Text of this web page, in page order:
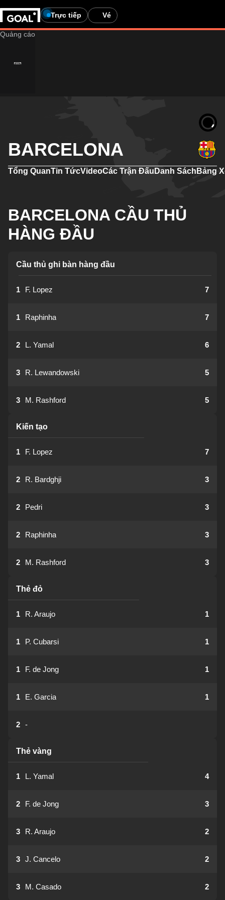
Trực tiếp Vé
BARCELONA
Tổng QuanTin TứcVideoCác Trận Đấu Danh Sách Bảng
BARCELONA CẦU THỦ
HÀNG ĐẦU
Cầu thủ ghi bàn hàng đầu
1 F. Lopez 7
1 Raphinha 7
2 L. Yamal 6
3 R. Lewandowski 5
3 M. Rashford 5
Kiến tạo
1 F. Lopez 7
2 R. Bardghji 3
2 Pedri 3
2 Raphinha 3
2 M. Rashford 3
Thẻ đỏ
1 R. Araujo 1
1 P. Cubarsi 1
1 F. de Jong 1
1 E. Garcia 1
2 -
Thẻ vàng
1 L. Yamal 4
2 F. de Jong 3
3 R. Araujo 2
3 J. Cancelo 2
3 M. Casado 2